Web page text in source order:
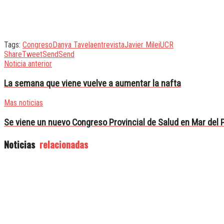
Tags: CongresoDanya TavelaentrevistaJavier MileiUCR
ShareTweetSendSend
Noticia anterior
La semana que viene vuelve a aumentar la nafta
Mas noticias
Se viene un nuevo Congreso Provincial de Salud en Mar del
Noticias relacionadas